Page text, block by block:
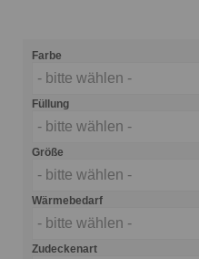
Farbe
- bitte wählen -
Füllung
- bitte wählen -
Größe
- bitte wählen -
Wärmebedarf
- bitte wählen -
Zudeckenart